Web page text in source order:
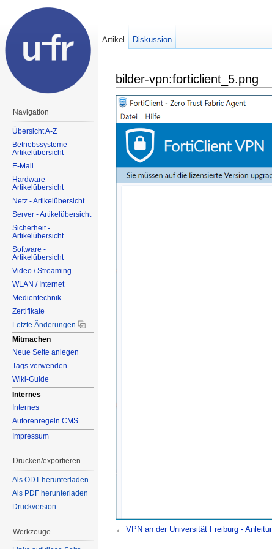
bilder-vpn:forticlient_5.png
← VPN an der Universität Freiburg -
Artikel Diskussion
Navigation
Übersicht A-Z
Betriebssysteme -
Artikelübersicht
E-Mail
Hardware -
Artikelübersicht
Netz - Artikelübersicht
Server - Artikelübersicht
Sicherheit -
Artikelübersicht
Software -
Artikelübersicht
Video / Streaming
WLAN / Internet
Medientechnik
Zertifikate
Letzte Änderungen
Mitmachen
Neue Seite anlegen
Tags verwenden
Wiki-Guide
Internes
Internes
Autorenregeln CMS
Impressum
Drucken/exportieren
Als ODT herunterladen
Als PDF herunterladen
Druckversion
Werkzeuge